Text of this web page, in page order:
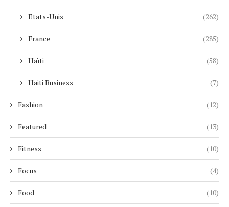
Etats-Unis (262)
France (285)
Haïti (58)
Haiti Business (7)
Fashion (12)
Featured (13)
Fitness (10)
Focus (4)
Food (10)